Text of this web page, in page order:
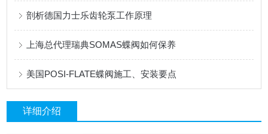
剖析德国力士乐齿轮泵工作原理
上海总代理瑞典SOMAS蝶阀如何保养
美国POSI-FLATE蝶阀施工、安装要点
详细介绍